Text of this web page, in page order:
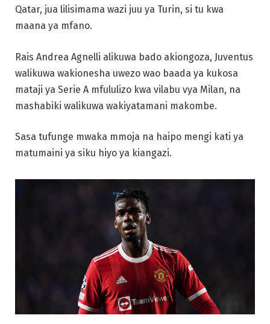
Qatar, jua lilisimama wazi juu ya Turin, si tu kwa
maana ya mfano.
Rais Andrea Agnelli alikuwa bado akiongoza, Juventus
walikuwa wakionesha uwezo wao baada ya kukosa
mataji ya Serie A mfululizo kwa vilabu vya Milan, na
mashabiki walikuwa wakiyatamani makombe.
Sasa tufunge mwaka mmoja na haipo mengi kati ya
matumaini ya siku hiyo ya kiangazi.